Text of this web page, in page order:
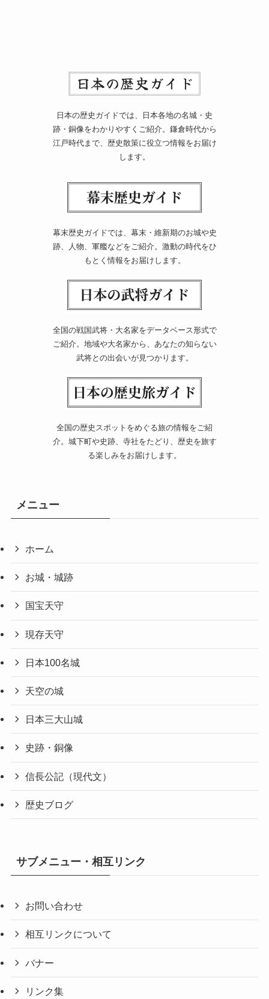
日本の歴史ガイドでは、日本各地の名城・史
跡・銅像をわかりやすくご紹介。鎌倉時代から
江戸時代まで、歴史散策に役立つ情報をお届け
します。
幕末歴史ガイドでは、幕末・維新期のお城や史
跡、人物、軍艦などをご紹介。激動の時代をひ
もとく情報をお届けします。
全国の戦国武将・大名家をデータベース形式で
ご紹介。地域や大名家から、あなたの知らない
武将との出会いが見つかります。
全国の歴史スポットをめぐる旅の情報をご紹
介。城下町や史跡、寺社をたどり、歴史を旅す
る楽しみをお届けします。
メニュー
ホーム
お城・城跡
国宝天守
現存天守
日本100名城
天空の城
日本三大山城
史跡・銅像
信長公記（現代文）
歴史ブログ
サブメニュー・相互リンク
お問い合わせ
相互リンクについて
バナー
リンク集